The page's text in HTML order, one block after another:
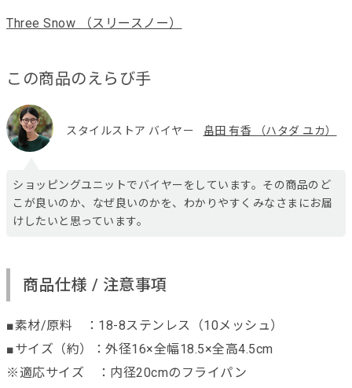
Three Snow （スリースノー）
この商品のえらび手
スタイルストア バイヤー 畠田 有香 （ハタダ ユカ）
ショッピングユニットでバイヤーをしています。その商品のど
こが良いのか、なぜ良いのかを、わかりやすくみなさまにお届
けしたいと思っています。
商品仕様 / 注意事項
■素材/原料 ：18-8ステンレス（10メッシュ）
■サイズ（約）：外径16×全幅18.5×全高4.5cm
※適応サイズ ：内径20cmのフライパン